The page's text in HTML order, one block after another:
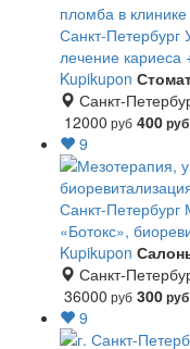
Санкт-Петербург
лечение кариеса
Kupikupon
Санкт-
12000 руб 400руб
9
Санкт-Петербург
«Ботокс»,
Kupikupon
Санкт-
36000 руб 300руб
9